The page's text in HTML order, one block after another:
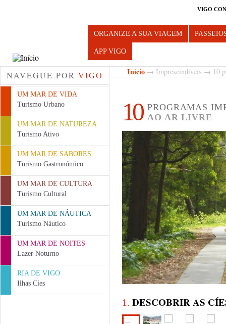
VIGO
Turismo de Vigo
ORGANIZE A SUA VIAGEM
APP VIGO
NAVEGUE POR VIGO
UM MAR DE VIDA
Turismo Urbano
UM MAR DE NATUREZA
Turismo Ativo
UM MAR DE SABORES
Turismo Gastronómico
UM MAR DE CULTURA
Turismo Cultural
UM MAR DE NÁUTICA
Turismo Náutico
UM MAR DE NOITES
Lazer Noturno
RIA DE VIGO
Ilhas Cíes
Início → Imprescindíveis → 10
10 PROGRAMAS
AO AR LIVRE
1. DESCOBRIR AS